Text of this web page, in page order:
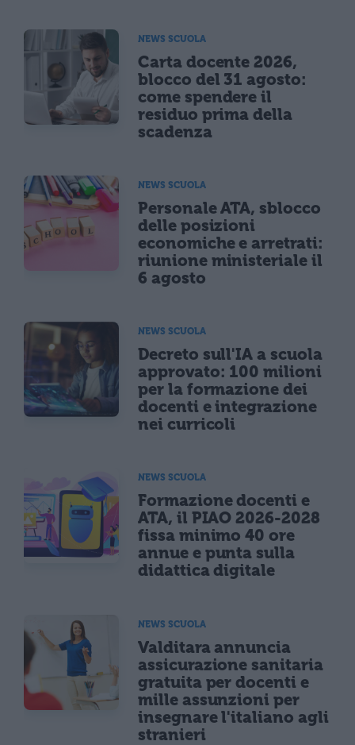
NEWS SCUOLA
Carta docente 2026,
blocco del 31 agosto:
come spendere il
residuo prima della
scadenza
NEWS SCUOLA
Personale ATA, sblocco
delle posizioni
economiche e arretrati:
riunione ministeriale il
6 agosto
NEWS SCUOLA
Decreto sull'IA a scuola
approvato: 100 milioni
per la formazione dei
docenti e integrazione
nei curricoli
NEWS SCUOLA
Formazione docenti e
ATA, il PIAO 2026-2028
fissa minimo 40 ore
annue e punta sulla
didattica digitale
NEWS SCUOLA
Valditara annuncia
assicurazione sanitaria
gratuita per docenti e
mille assunzioni per
insegnare l'italiano agli
stranieri